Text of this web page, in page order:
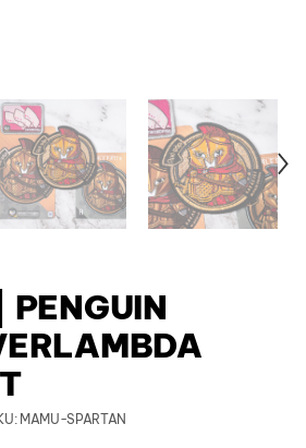
MAMU-SPARTAN